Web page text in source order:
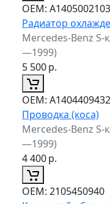
ОЕМ: A1405002103
Радиатор
Mercedes-Benz S-
—1999)
5 500р.
ОЕМ: A1404409432
Проводка (коса)
Mercedes-Benz S-
—1999)
4 400р.
ОЕМ: 2105450940